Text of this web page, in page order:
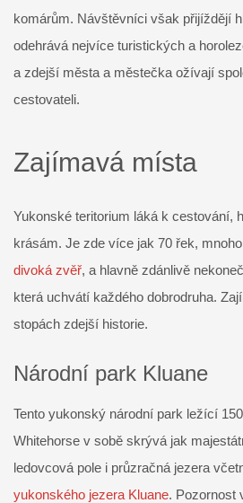
komárům. Návštěvníci však přijíždějí
odehrává nejvíce turistických a
a zdejší města a městečka ožívají
cestovateli.
Zajímavá místa
Yukonské teritorium láká k cestování,
krásám. Je zde více jak 70 řek,
divoká zvěř, a hlavně zdánlivě
která uchvátí každého dobrodruha.
stopách zdejší historie.
Národní park Kluane
Tento yukonský národní park ležící
Whitehorse v sobě skrývá jak
ledovcová pole i průzračná jezera
yukonského jezera Kluane. Pozornost